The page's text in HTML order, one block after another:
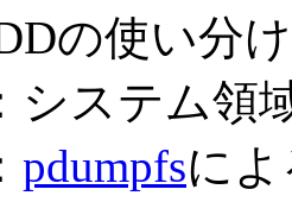
の使い分
システム領
pdumpfsに